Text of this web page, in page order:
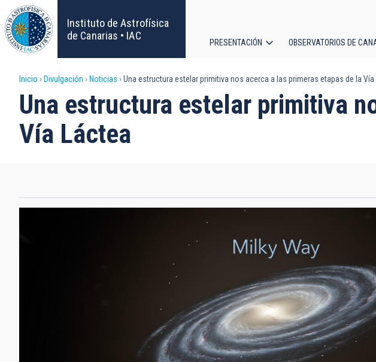
Pasar
al
contenido
principal
Instituto de Astrofísica
de Canarias • IAC
principal
PRESENTACIÓN OBSERVATORIOS DE
Sobrescribir
enlaces
de
a
Inicio Divulgación Noticias Una estructura estelar primitiva nos acerca a las primeras etapas de la Vía
Una estructura estelar primitiva
Vía Láctea